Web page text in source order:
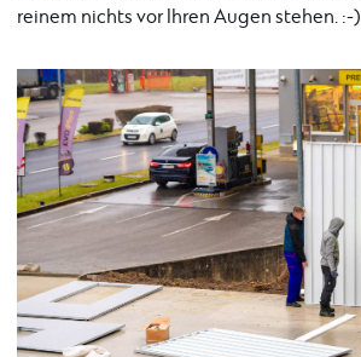
reinem nichts vor Ihren Augen stehen. :-)